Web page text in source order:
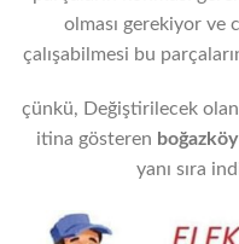
olması gerekiyor ve
çalışabilmesi bu
çünkü, Değiştirilecek
itina gösteren boğazköy
yanı sıra